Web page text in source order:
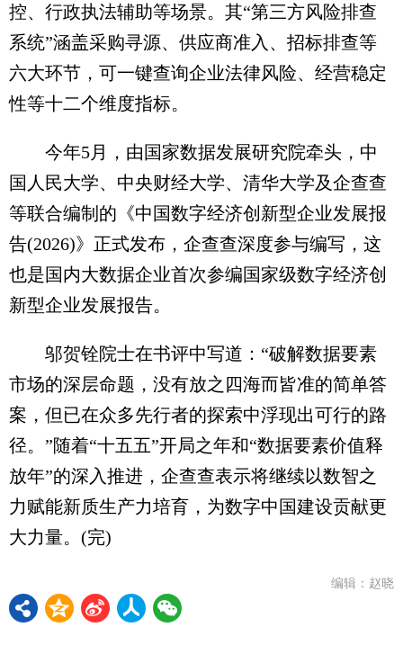
控、行政执法辅助等场景。其“第三方风险排查
系统”涵盖采购寻源、供应商准入、招标排查等
六大环节，可一键查询企业法律风险、经营稳定
性等十二个维度指标。
今年5月，由国家数据发展研究院牵头，中
国人民大学、中央财经大学、清华大学及企查查
等联合编制的《中国数字经济创新型企业发展报
告(2026)》正式发布，企查查深度参与编写，这
也是国内大数据企业首次参编国家级数字经济创
新型企业发展报告。
邬贺铨院士在书评中写道：“破解数据要素
市场的深层命题，没有放之四海而皆准的简单答
案，但已在众多先行者的探索中浮现出可行的路
径。”随着“十五五”开局之年和“数据要素价值释
放年”的深入推进，企查查表示将继续以数智之
力赋能新质生产力培育，为数字中国建设贡献更
大力量。(完)
编辑：赵晓